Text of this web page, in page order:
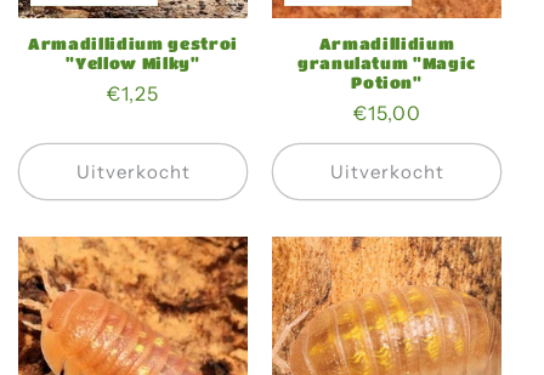
Armadillidium gestroi
"Yellow Milky"
Normale
€1,25
Uitverkocht
Armadillidium
granulatum "Magic
Potion"
Normale
prijs
€15,00
Uitverkocht